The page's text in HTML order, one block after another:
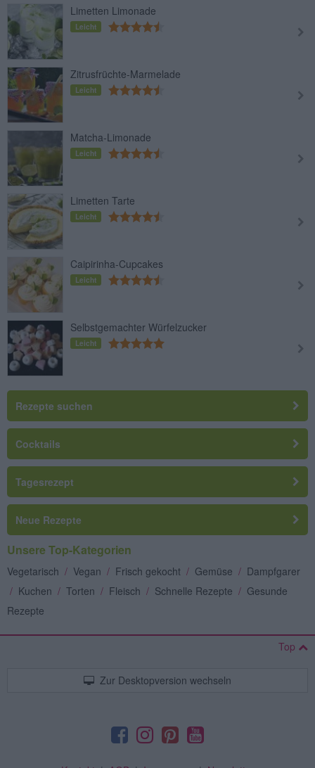
Limetten Limonade
Leicht
Zitrusfrüchte-Marmelade
Leicht
Matcha-Limonade
Leicht
Limetten Tarte
Leicht
Caipirinha-Cupcakes
Leicht
Selbstgemachter Würfelzucker
Leicht
Rezepte suchen
Cocktails
Tagesrezept
Neue Rezepte
Unsere Top-Kategorien
Vegetarisch / Vegan / Frisch gekocht / Gemüse / Dampfgarer
/ Kuchen / Torten / Fleisch / Schnelle Rezepte / Gesunde
Rezepte
Top
Zur Desktopversion wechseln